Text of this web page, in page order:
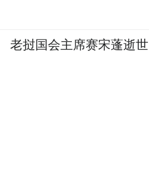
老挝国会主席赛宋蓬逝世